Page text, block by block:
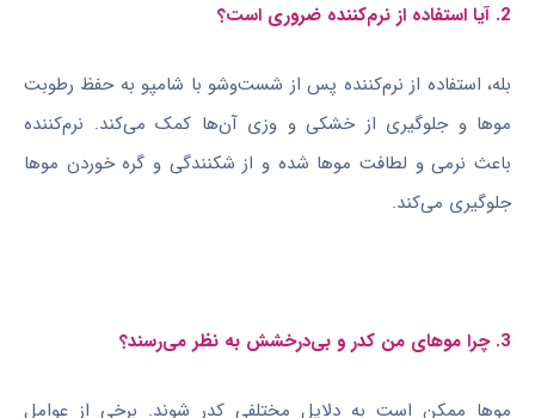
2. آیا استفاده از نرم‌کننده ضروری است؟
بله، استفاده از نرم‌کننده پس از شست‌وشو با شامپو به حفظ رطوبت
موها و جلوگیری از خشکی و وزی آن‌ها کمک می‌کند. نرم‌کننده
باعث نرمی و لطافت موها شده و از شکنندگی و گره خوردن موها
جلوگیری می‌کند.
3. چرا موهای من کدر و بی‌درخشش به نظر می‌رسند؟
موها ممکن است به دلایل مختلفی کدر شوند. برخی از عوامل